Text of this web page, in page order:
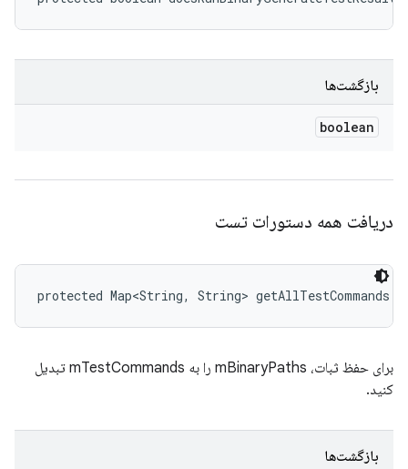
بازگشت‌ها
boolean
دریافت همه دستورات تست
protected Map<String, String> getAllTestCommands
برای حفظ ثبات، mBinaryPaths را به mTestCommands تبدیل
کنید.
بازگشت‌ها